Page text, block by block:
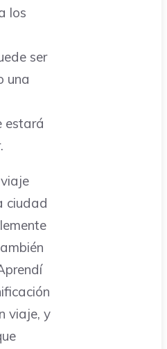
los
ser
una
estará
ciudad
viaje, y